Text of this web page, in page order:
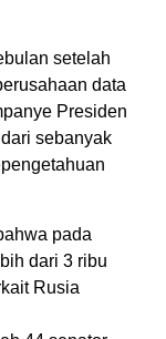
setelah
data
Presiden
sebanyak
pada
dari 3 ribu
Rusia